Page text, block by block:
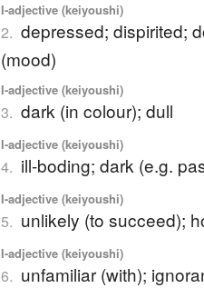
I-adjective (keiyoushi)
2. depressed; dispirited;
(mood)
I-adjective (keiyoushi)
3. dark (in colour); dull
I-adjective (keiyoushi)
4. ill-boding; dark (e.g.
I-adjective (keiyoushi)
5. unlikely (to succeed);
I-adjective (keiyoushi)
6. unfamiliar (with);